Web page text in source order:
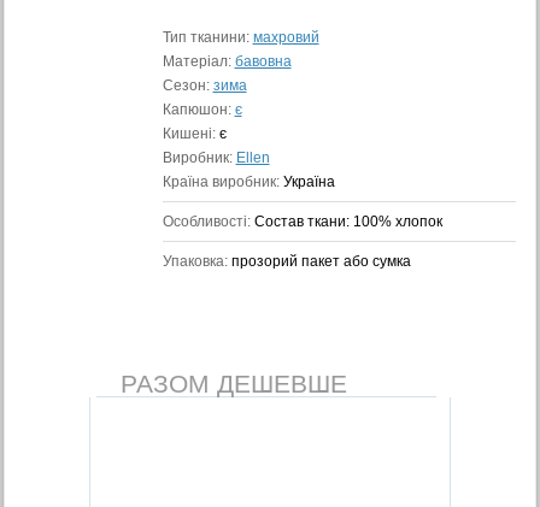
Тип тканини: махровий
Матеріал: бавовна
Сезон: зима
Капюшон: є
Кишені: є
Виробник: Ellen
Країна виробник: Україна
Особливості: Состав ткани: 100% хлопок
Упаковка: прозорий пакет або сумка
РАЗОМ ДЕШЕВШЕ